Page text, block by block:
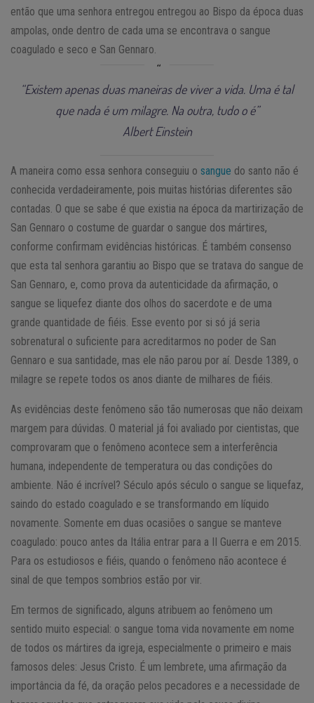
então que uma senhora entregou entregou ao Bispo da época duas
ampolas, onde dentro de cada uma se encontrava o sangue
coagulado e seco e San Gennaro.
“Existem apenas duas maneiras de viver a vida. Uma é tal
que nada é um milagre. Na outra, tudo o é”
Albert Einstein
A maneira como essa senhora conseguiu o sangue do santo não é
conhecida verdadeiramente, pois muitas histórias diferentes são
contadas. O que se sabe é que existia na época da martirização de
San Gennaro o costume de guardar o sangue dos mártires,
conforme confirmam evidências históricas. É também consenso
que esta tal senhora garantiu ao Bispo que se tratava do sangue de
San Gennaro, e, como prova da autenticidade da afirmação, o
sangue se liquefez diante dos olhos do sacerdote e de uma
grande quantidade de fiéis. Esse evento por si só já seria
sobrenatural o suficiente para acreditarmos no poder de San
Gennaro e sua santidade, mas ele não parou por aí. Desde 1389, o
milagre se repete todos os anos diante de milhares de fiéis.
As evidências deste fenômeno são tão numerosas que não deixam
margem para dúvidas. O material já foi avaliado por cientistas, que
comprovaram que o fenômeno acontece sem a interferência
humana, independente de temperatura ou das condições do
ambiente. Não é incrível? Século após século o sangue se liquefaz,
saindo do estado coagulado e se transformando em líquido
novamente. Somente em duas ocasiões o sangue se manteve
coagulado: pouco antes da Itália entrar para a II Guerra e em 2015.
Para os estudiosos e fiéis, quando o fenômeno não acontece é
sinal de que tempos sombrios estão por vir.
Em termos de significado, alguns atribuem ao fenômeno um
sentido muito especial: o sangue toma vida novamente em nome
de todos os mártires da igreja, especialmente o primeiro e mais
famosos deles: Jesus Cristo. É um lembrete, uma afirmação da
importância da fé, da oração pelos pecadores e a necessidade de